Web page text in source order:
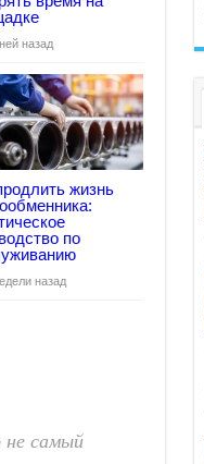
назад
жизнь
по
назад
не самый